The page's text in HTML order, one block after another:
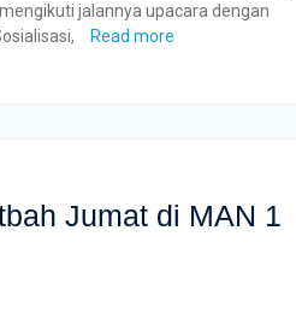
jalannya upacara dengan
Read more
Jumat di MAN 1